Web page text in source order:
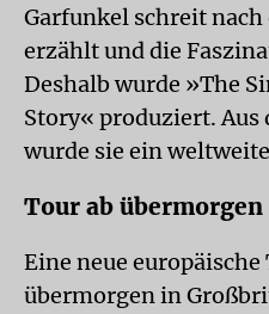
Garfunkel schreit nach
erzählt und die
Deshalb wurde »The
Story« produziert. Aus
wurde sie ein
Tour ab übermorgen
Eine neue
übermorgen in